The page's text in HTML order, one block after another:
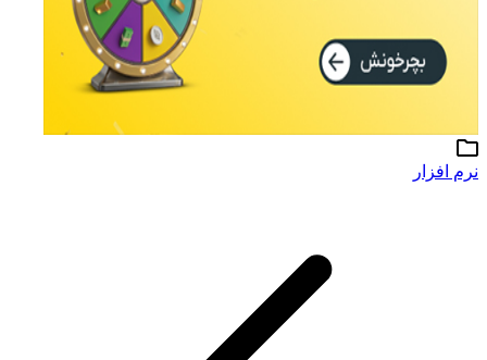
نرم افزار